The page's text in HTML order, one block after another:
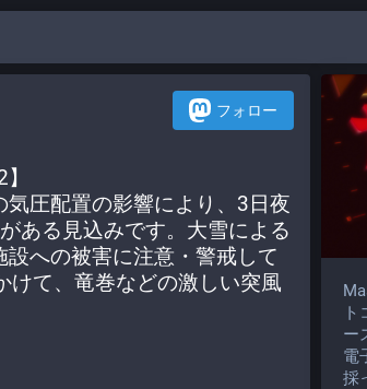
フォロー
圧配置の影響により、3日夜
ある見込みです。大雪による
への被害に注意・警戒して
けて、竜巻などの激しい突風
ー
電
採